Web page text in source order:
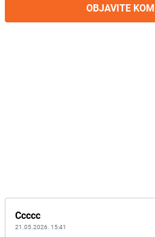
OBJAVITE
Ccccc
21.05.2026. 15:41